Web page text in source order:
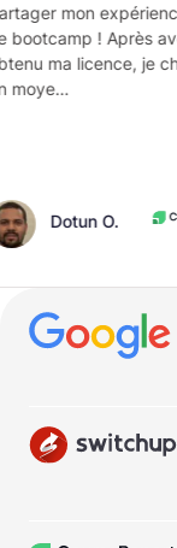
avec
avoir
je cherchais